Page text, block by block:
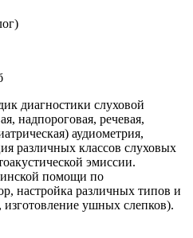
диагностики слуховой
надпороговая, речевая,
аудиометрия,
различных классов слуховых
эмиссии.
помощи по
настройка различных типов и
изготовление ушных слепков).